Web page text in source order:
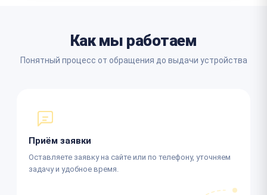
Как мы работаем
Понятный процесс от обращения до выдачи устройства
Приём заявки
Оставляете заявку на сайте или по телефону, уточняем
задачу и удобное время.